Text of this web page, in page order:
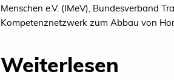
Menschen e.V. (IMeV), Bundesverband
Kompetenznetzwerk zum Abbau von
Weiterlesen